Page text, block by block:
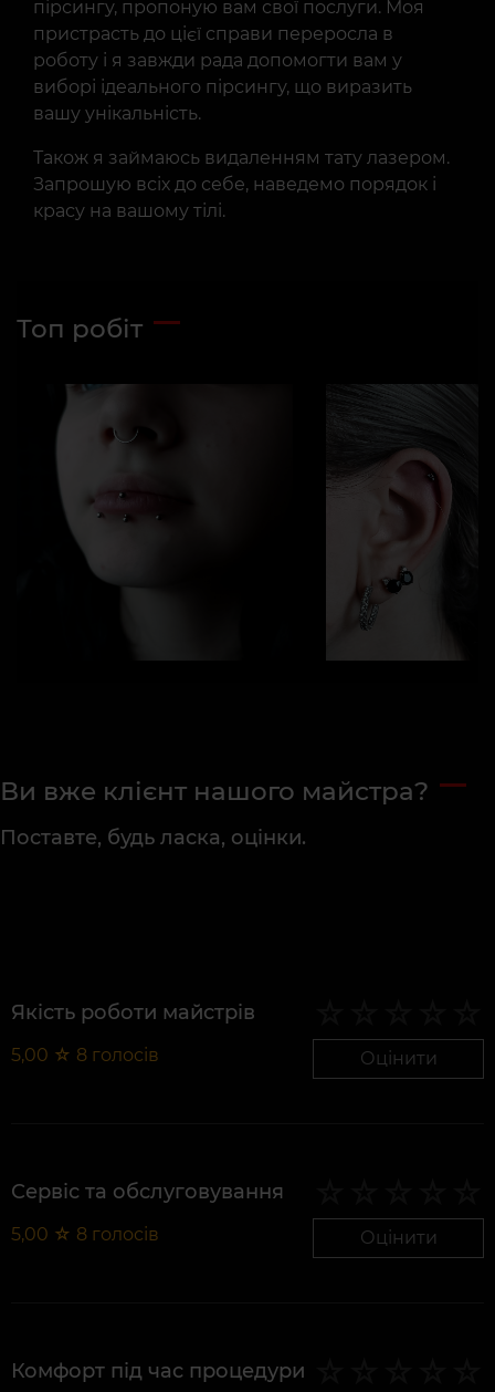
пірсингу, пропоную вам свої послуги. Моя
пристрасть до цієї справи переросла в
роботу і я завжди рада допомогти вам у
виборі ідеального пірсингу, що виразить
вашу унікальність.
Також я займаюсь видаленням тату лазером.
Запрошую всіх до себе, наведемо порядок і
красу на вашому тілі.
Топ робіт
Ви вже клієнт нашого майстра?
Поставте, будь ласка, оцінки.
Якість роботи майстрів
5,00 ☆ 8 голосів Оцінити
Сервіс та обслуговування
5,00 ☆ 8 голосів Оцінити
Комфорт під час процедури